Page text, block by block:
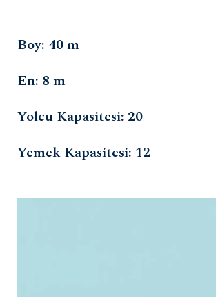
Boy: 40 m
En: 8 m
Yolcu Kapasitesi: 20
Yemek Kapasitesi: 12